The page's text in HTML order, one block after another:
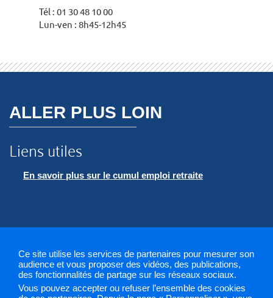
Ce site utilise les services de partenaires pour mesurer son
audience et vous proposer des vidéos, des publications,
des fonctionnalités de partage sur les réseaux sociaux.
Vous pouvez accepter ou refuser l’ensemble des cookies
Tél : 01 30 48 10 00
Lun-ven : 8h45-12h45
ALLER PLUS LOIN
Liens utiles
En savoir plus sur le cumul emploi retraite
Mentions légales Plan du site Gestion des cookies